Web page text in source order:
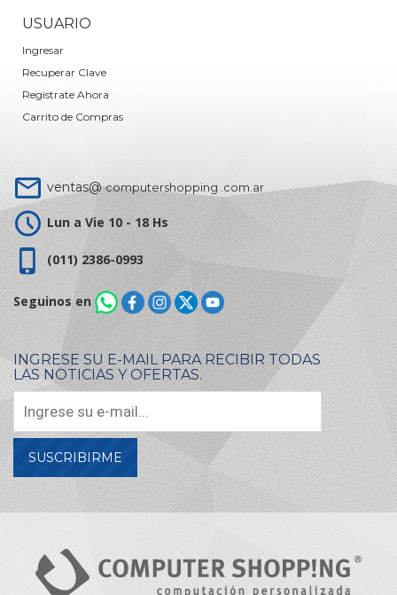
USUARIO
Ingresar
Recuperar Clave
Registrate Ahora
Carrito de Compras
ventas@computershopping .com.ar
Lun a Vie 10 - 18 Hs
(011) 2386-0993
Seguinos en
INGRESE SU E-MAIL PARA RECIBIR TODAS
LAS NOTICIAS Y OFERTAS.
SUSCRIBIRME